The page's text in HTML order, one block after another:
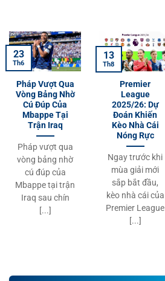
Pháp Vượt Qua
Vòng Bảng Nhờ
Cú Đúp Của
Mbappe Tại
Trận Iraq
Pháp vượt qua
vòng bảng nhờ
cú đúp của
Mbappe tại trận
Iraq sau chín
[...]
23
Th6
Premier
League
2025/26: Dự
Đoán Khiến
Kèo Nhà Cái
Nóng Rực
Ngay trước khi
mùa giải mới
sắp bắt đầu,
kèo nhà cái của
Premier League
[...]
13
Th8